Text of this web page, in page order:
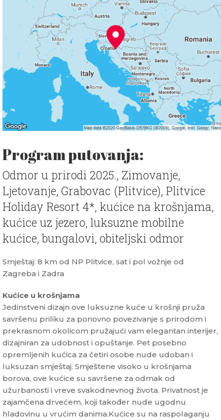
Program putovanja:
Odmor u prirodi 2025., Zimovanje,
Ljetovanje, Grabovac (Plitvice), Plitvice
Holiday Resort 4*, kućice na krošnjama,
kućice uz jezero, luksuzne mobilne
kućice, bungalovi, obiteljski odmor
Smještaj: 8 km od NP Plitvice, sat i pol vožnje od
Zagreba i Zadra
Kućice u krošnjama
Jedinstveni dizajn ove luksuzne kuće u krošnji pruža
savršenu priliku za ponovno povezivanje s prirodom i
prekrasnom okolicom pružajući vam elegantan interijer,
dizajniran za udobnost i opuštanje. Pet posebno
opremljenih kućica za četiri osobe nude udoban i
luksuzan smještaj. Smještene visoko u krošnjama
borova, ove kućice su savršene za odmak od
užurbanosti i vreve svakodnevnog života. Privatnost je
zajamčena drvećem, koji također nude ugodnu
hladovinu u vrućim danima.Kućice su na raspolaganju